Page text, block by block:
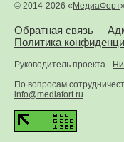
© 2014-2026 « МедиаФорт»
Обратная связь
Политика
Руководитель проекта -
По вопросам
info@mediafort.ru